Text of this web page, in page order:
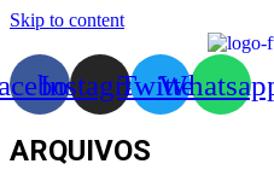
Skip to content
InstagramTwitter
ARQUIVOS